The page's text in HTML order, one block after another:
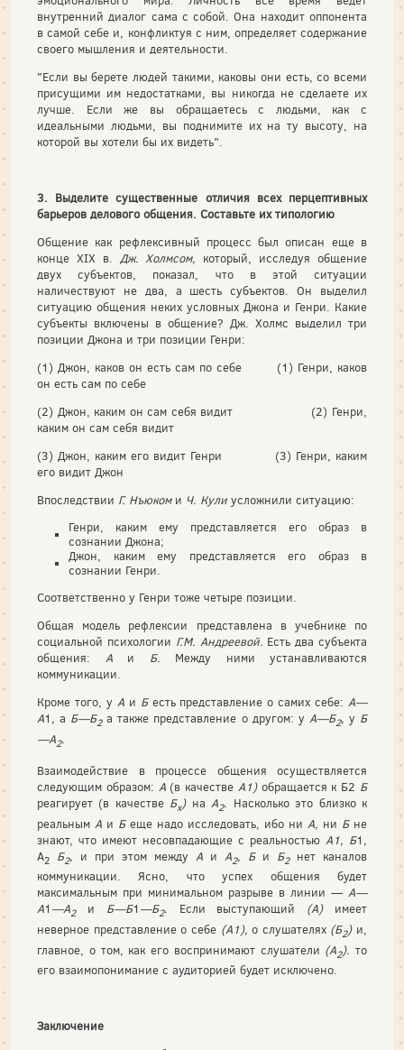
внутренний диалог сама с собой. Она находит оппонента
в самой себе и, конфликтуя с ним, определяет содержание
своего мышления и деятельности.
"Если вы берете людей такими, каковы они есть, со всеми
присущими им недостатками, вы никогда не сделаете их
лучше. Если же вы обращаетесь с людьми, как с
идеальными людьми, вы поднимите их на ту высоту, на
которой вы хотели бы их видеть".
3. Выделите существенные отличия всех перцептивных
барьеров делового общения. Составьте их типологию
Общение как рефлексивный процесс был описан еще в
конце XIX в. Дж. Холмсом, который, исследуя общение
двух субъектов, показал, что в этой ситуации
наличествуют не два, а шесть субъек­тов. Он выделил
ситуацию общения неких условных Джона и Ген­ри. Какие
субъекты включены в общение? Дж. Холмс выделил три
позиции Джона и три позиции Генри:
(1) Джон, каков он есть сам по себе (1) Генри, каков
он есть сам по себе
(2) Джон, каким он сам себя видит (2) Генри,
каким он сам себя видит
(3) Джон, каким его видит Генри (3) Генри, каким
его видит Джон
Впоследствии Г. Нъюком и Ч. Кули усложнили ситуацию:
Генри, каким ему представляется его образ в
сознании Джона;
Джон, каким ему представляется его образ в
сознании Генри.
Соответственно у Генри тоже четыре позиции.
Общая модель рефлексии представлена в учебнике по
социаль­ной психологии Г.М. Андреевой. Есть два субъекта
общения: А и Б. Между ними устанавливаются
коммуникации.
Кроме того, у А и Б есть представление о самих себе:А—
А1 ,а Б—Б2 а также представление о другом: у А—Б2, у Б
—А2.
Взаимодействие в процессе общения осуществляется
следующим образом: А (в качестве А1) обращается к Б2 Б
реагирует (в качестве Бх) наА2. Насколько это близко к
реальным А и Б еще надо исследо­вать, ибо ни А, ни Б не
знают, что имеют несовпадающие с реаль­ностью А1, Б1 ,
А2 Б2, и при этом между А и А2, Б и Б2 нет каналов
коммуникации. Ясно, что успех общения будет
максимальным при минимальном разрыве в линии — А—
А1 —А2 и Б—Б1 —Б2. Если выс­тупающий (А) имеет
неверное представление о себе (А1),о слуша­телях (Б2) и,
главное, о том, как его воспринимают слушатели (А2). то
его взаимопонимание с аудиторией будет исключено.
Заключение